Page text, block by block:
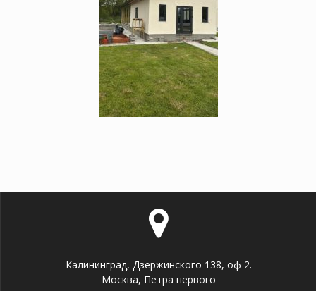
Калининград, Дзержинского 138, оф 2.
Москва, Петра первого